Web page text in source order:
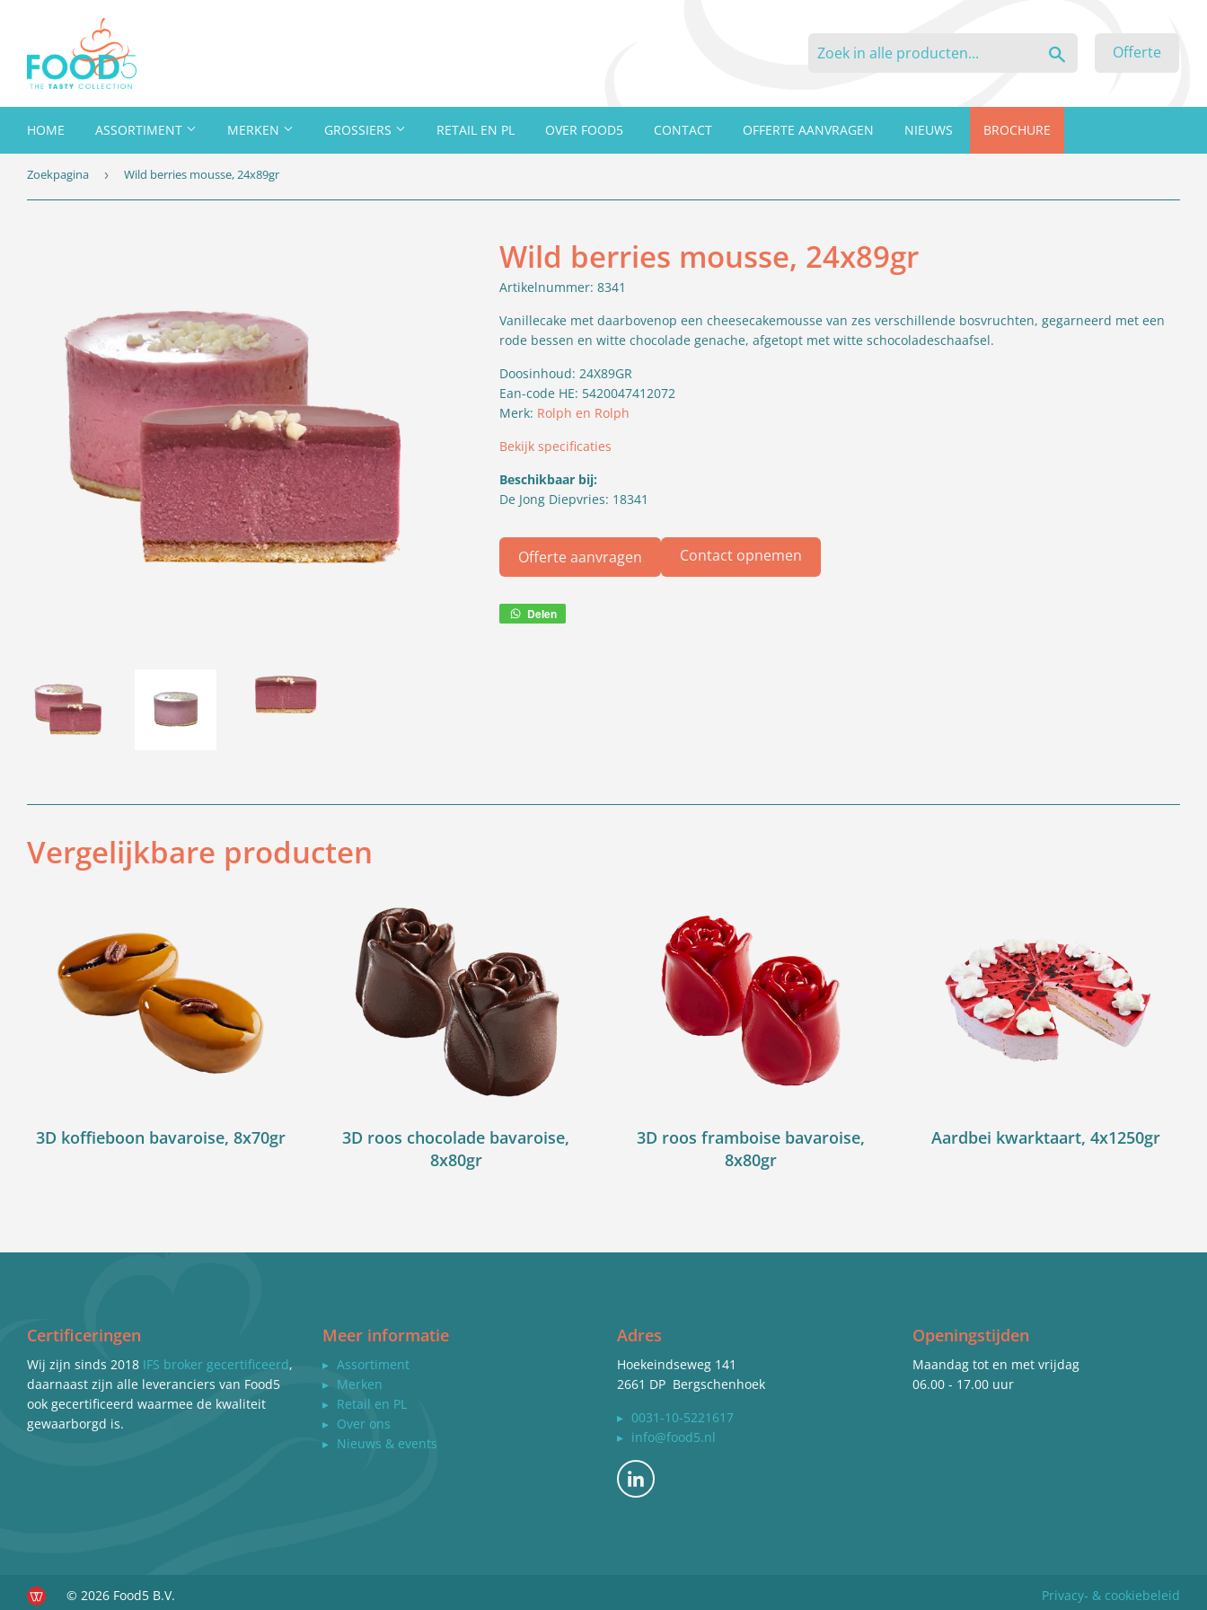
Offerte
HOME ASSORTIMENT MERKEN GROSSIERS RETAIL EN PL OVER FOOD5 CONTACT OFFERTE AANVRAGEN NIEUWS BROCHURE
Zoekpagina › Wild berries mousse, 24x89gr
Wild berries mousse, 24x89gr
Artikelnummer: 8341
Vanillecake met daarbovenop een cheesecakemousse van zes verschillende bosvruchten, gegarneerd met een
rode bessen en witte chocolade genache, afgetopt met witte schocoladeschaafsel.
Doosinhoud: 24X89GR
Ean-code HE: 5420047412072
Merk: Rolph en Rolph
Bekijk specificaties
Beschikbaar bij:
De Jong Diepvries: 18341
Offerte aanvragen Contact opnemen
Delen
Vergelijkbare producten
3D koffieboon bavaroise, 8x70gr
3D roos chocolade bavaroise,
8x80gr
3D roos framboise bavaroise,
8x80gr
Aardbei kwarktaart, 4x1250gr
Certificeringen
Wij zijn sinds 2018 IFS broker gecertificeerd,
daarnaast zijn alle leveranciers van Food5
ook gecertificeerd waarmee de kwaliteit
gewaarborgd is.
Meer informatie
▸ Assortiment
▸ Merken
▸ Retail en PL
▸ Over ons
▸ Nieuws & events
Adres
Hoekeindseweg 141
2661 DP Bergschenhoek
▸ 0031-10-5221617
▸ info@food5.nl
Bekijk ons op LinkedIn
Openingstijden
Maandag tot en met vrijdag
06.00 - 17.00 uur
© 2026 Food5 B.V. Privacy- & cookiebeleid